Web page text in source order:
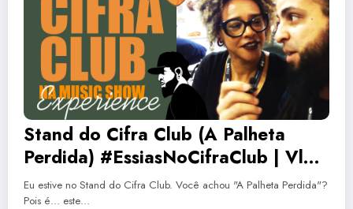
Stand do Cifra Club (A Palheta
Perdida) #EssiasNoCifraClub | Vlog
Essias #96
Eu estive no Stand do Cifra Club. Você achou "A Palheta Perdida"?
Pois é... este…